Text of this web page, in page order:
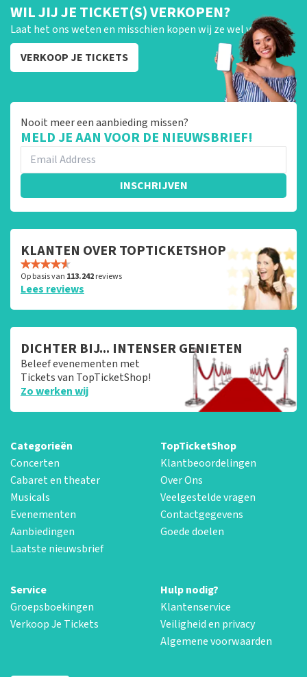
WIL JIJ JE TICKET(S) VERKOPEN?
Laat het ons weten en misschien kopen wij ze wel van je!
VERKOOP JE TICKETS
Nooit meer een aanbieding missen?
MELD JE AAN VOOR DE NIEUWSBRIEF!
INSCHRIJVEN
KLANTEN OVER TOPTICKETSHOP
Op basis van 113.242reviews
Lees reviews
DICHTER BIJ... INTENSER GENIETEN
Beleef evenementen met
Tickets van TopTicketShop!
Zo werken wij
Categorieën
Concerten
Cabaret en theater
Musicals
Evenementen
Aanbiedingen
Laatste nieuwsbrief
TopTicketShop
Klantbeoordelingen
Over Ons
Veelgestelde vragen
Contactgegevens
Goede doelen
Service
Groepsboekingen
Verkoop Je Tickets
Hulp nodig?
Klantenservice
Veiligheid en privacy
Algemene voorwaarden